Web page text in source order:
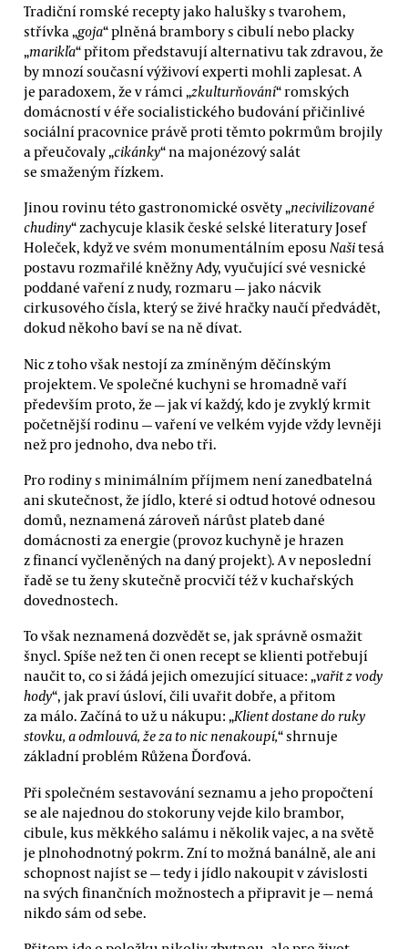
Tradiční romské recepty jako halušky s tvarohem,
střívka „goja“ plněná brambory s cibulí nebo placky
„marikľa“ přitom představují alternativu tak zdravou, že
by mnozí současní výživoví experti mohli zaplesat. A
je paradoxem, že v rámci „zkulturňování“ romských
domácností v éře socialistického budování přičinlivé
sociální pracovnice právě proti těmto pokrmům brojily
a přeučovaly „cikánky“ na majonézový salát
se smaženým řízkem.
Jinou rovinu této gastronomické osvěty „necivilizované
chudiny“ zachycuje klasik české selské literatury Josef
Holeček, když ve svém monumentálním eposu Našitesá
postavu rozmařilé kněžny Ady, vyučující své vesnické
poddané vaření z nudy, rozmaru — jako nácvik
cirkusového čísla, který se živé hračky naučí předvádět,
dokud někoho baví se na ně dívat.
Nic z toho však nestojí za zmíněným děčínským
projektem. Ve společné kuchyni se hromadně vaří
především proto, že — jak ví každý, kdo je zvyklý krmit
početnější rodinu — vaření ve velkém vyjde vždy levněji
než pro jednoho, dva nebo tři.
Pro rodiny s minimálním příjmem není zanedbatelná
ani skutečnost, že jídlo, které si odtud hotové odnesou
domů, neznamená zároveň nárůst plateb dané
domácnosti za energie (provoz kuchyně je hrazen
z financí vyčleněných na daný projekt). A v neposlední
řadě se tu ženy skutečně procvičí též v kuchařských
dovednostech.
To však neznamená dozvědět se, jak správně osmažit
šnycl. Spíše než ten či onen recept se klienti potřebují
naučit to, co si žádá jejich omezující situace: „vařit z vody
hody“, jak praví úsloví, čili uvařit dobře, a přitom
za málo. Začíná to už u nákupu: „Klient dostane do ruky
stovku, a odmlouvá, že za to nic nenakoupí,“ shrnuje
základní problém Růžena Ďorďová.
Při společném sestavování seznamu a jeho propočtení
se ale najednou do stokoruny vejde kilo brambor,
cibule, kus měkkého salámu i několik vajec, a na světě
je plnohodnotný pokrm. Zní to možná banálně, ale ani
schopnost najíst se — tedy i jídlo nakoupit v závislosti
na svých finančních možnostech a připravit je — nemá
nikdo sám od sebe.